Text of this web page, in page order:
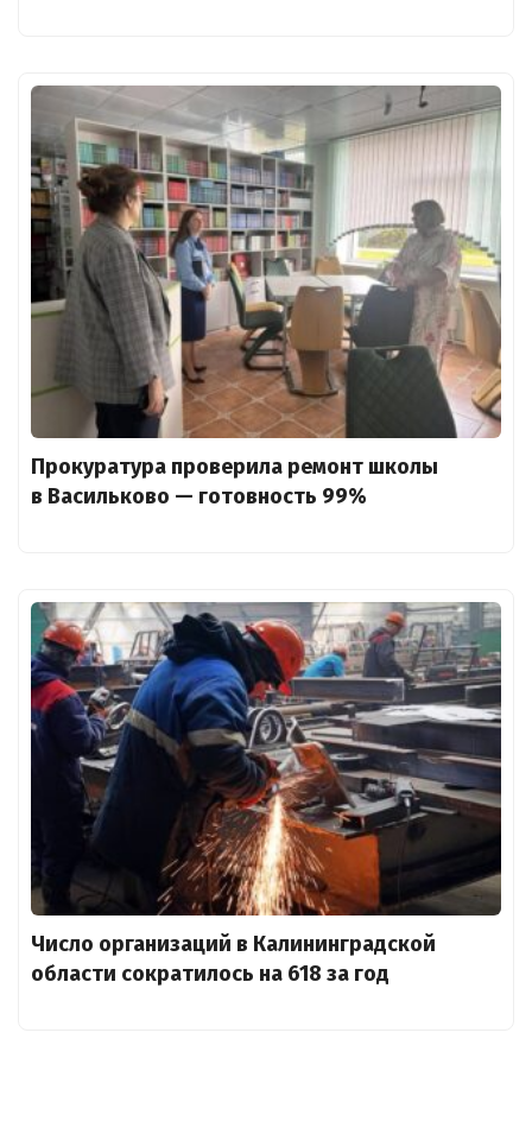
Прокуратура проверила ремонт школы
в Васильково — готовность 99%
Число организаций в Калининградской
области сократилось на 618 за год